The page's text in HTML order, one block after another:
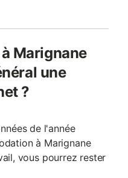
Marignane
une
?
de l'année
à Marignane
vous pourrez rester